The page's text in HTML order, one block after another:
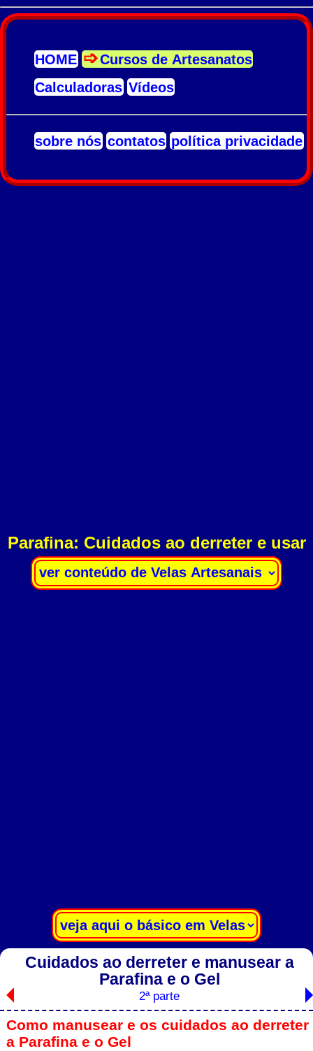
HOME
Cursos de Artesanatos
Calculadoras Vídeos
sobre nós contatos política privacidade
Parafina: Cuidados ao derreter e usar
Cuidados ao derreter e manusear a
Parafina e o Gel
2ª parte
Como manusear e os cuidados ao derreter
a Parafina e o Gel